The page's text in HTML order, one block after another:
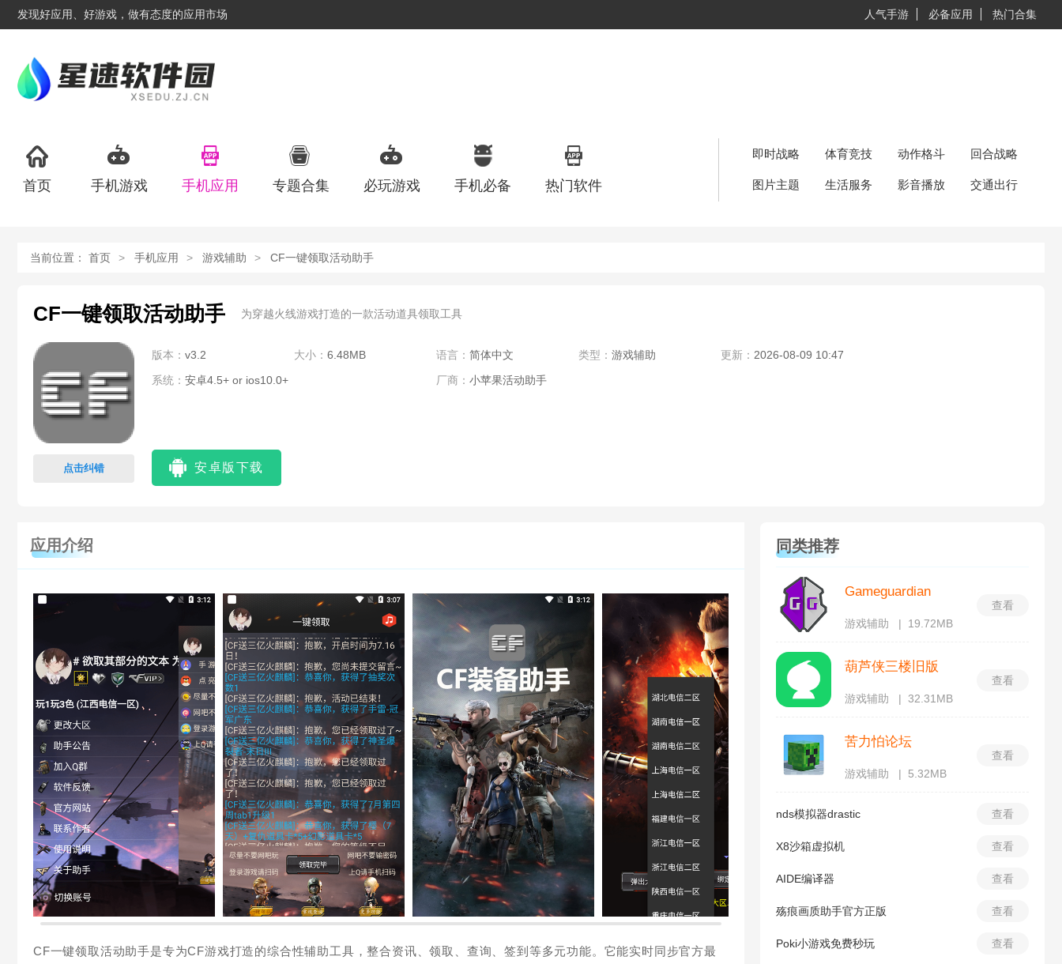
发现好应用、好游戏，做有态度的应用市场 人气手游 必备应用 热门合集
首页 手机游戏 手机应用 专题合集 必玩游戏 手机必备 热门软件
即时战略 体育竞技 动作格斗 回合战略
图片主题 生活服务 影音播放 交通出行
当前位置： 首页 手机应用 游戏辅助 CF一键领取活动助手
CF一键领取活动助手 为穿越火线游戏打造的一款活动道具领取工具
点击纠错
版本： v3.2 大小： 6.48MB 语言： 简体中文 类型： 游戏辅助 更新： 2026-08-09 10:47
系统： 安卓4.5+ or ios10.0+ 厂商： 小苹果活动助手
安卓版下载
应用介绍
CF一键领取活动助手是专为CF游戏打造的综合性辅助工具，整合资讯、领取、查询、签到等多元功能。它能实时同步官方最
同类推荐
Gameguardian
游戏辅助 19.72MB
查看
葫芦侠三楼旧版
游戏辅助 32.31MB
查看
苦力怕论坛
游戏辅助 5.32MB
查看
nds模拟器drastic 查看
X8沙箱虚拟机 查看
AIDE编译器 查看
殇痕画质助手官方正版 查看
Poki小游戏免费秒玩 查看